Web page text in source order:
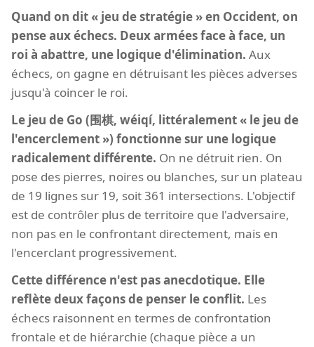
Quand on dit « jeu de stratégie » en Occident, on
pense aux échecs. Deux armées face à face, un
roi à abattre, une logique d'élimination. Aux
échecs, on gagne en détruisant les pièces adverses
jusqu'à coincer le roi.
Le jeu de Go (围棋, wéiqí, littéralement « le jeu de
l'encerclement ») fonctionne sur une logique
radicalement différente. On ne détruit rien. On
pose des pierres, noires ou blanches, sur un plateau
de 19 lignes sur 19, soit 361 intersections. L'objectif
est de contrôler plus de territoire que l'adversaire,
non pas en le confrontant directement, mais en
l'encerclant progressivement.
Cette différence n'est pas anecdotique. Elle
reflète deux façons de penser le conflit. Les
échecs raisonnent en termes de confrontation
frontale et de hiérarchie (chaque pièce a un